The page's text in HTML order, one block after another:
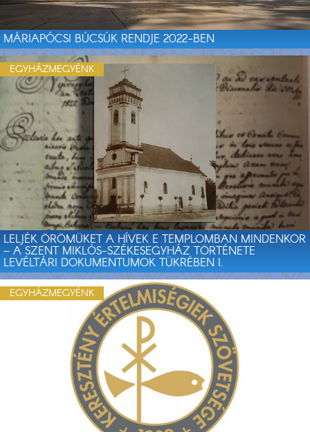
MÁRIAPÓCSI BÚCSÚK RENDJE 2022-BEN
LELJÉK ÖRÖMÜKET A HÍVEK E TEMPLOMBAN MINDENKOR
– A SZENT MIKLÓS-SZÉKESEGYHÁZ TÖRTÉNETE
LEVÉLTÁRI DOKUMENTUMOK TÜKRÉBEN I.
EGYHÁZMEGYÉNK
EGYHÁZMEGYÉNK